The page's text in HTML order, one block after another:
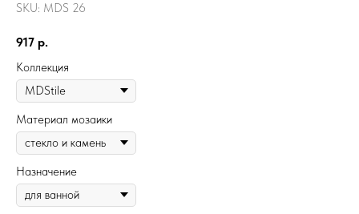
SKU: MDS 26
917 р.
Коллекция
Материал мозаики
Назначение